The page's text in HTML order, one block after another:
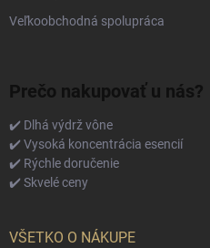
Veľkoobchodná spolupráca
Prečo nakupovať u nás?
✔️ Dlhá výdrž vône
✔️ Vysoká koncentrácia esencií
✔️ Rýchle doručenie
✔️ Skvelé ceny
VŠETKO O NÁKUPE